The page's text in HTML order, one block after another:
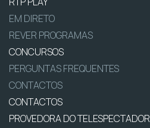
EM DIRETO
REVER PROGRAMAS
CONCURSOS
PERGUNTAS FREQUENTES
CONTACTOS
CONTACTOS
PROVEDORA DO TELESPECTADOR